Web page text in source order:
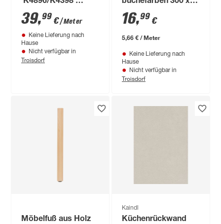
Atlantic Stone Steel
grau/Rusty Iron
rotbraun,
beidseitiges Dekor
4100 x 640 x 15 mm
39,99 €/ Meter
Keine Lieferung nach
Hause
Nicht verfügbar in
Troisdorf
2,2 x 5 cm
16,99 €
5,66 € / Meter
Keine Lieferung nach
Hause
Nicht verfügbar in
Troisdorf
Möbelfuß aus Holz
Kaindl
Küchenrückwand